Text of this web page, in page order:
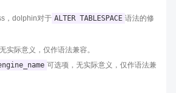
，dolphin对于 ALTER TABLESPACE 语法的修
实际意义，仅作语法兼容。
可选项，无实际意义，仅作语法兼